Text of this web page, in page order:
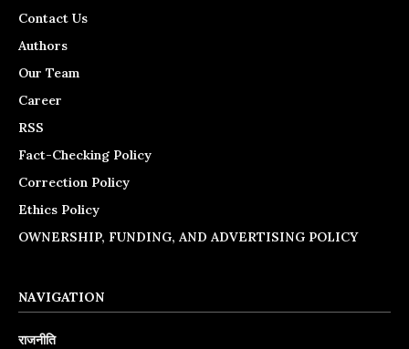
Contact Us
Authors
Our Team
Career
RSS
Fact-Checking Policy
Correction Policy
Ethics Policy
OWNERSHIP, FUNDING, AND ADVERTISING POLICY
NAVIGATION
राजनीति